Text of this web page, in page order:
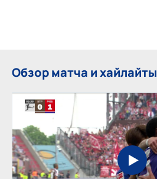
Обзор матча и хайлайты